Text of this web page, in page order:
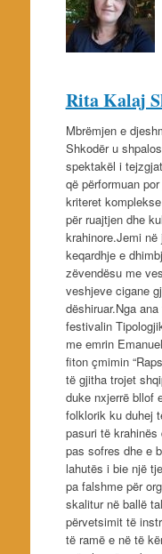
Rita Kalaj
Mbrëmjen e
Shkodër u
spektakël i
që përformuan
kriteret
për ruajtjen dhe
krahinore.Jemi
keqardhje e
zëvendësu me
veshjeve cigane
dëshiruar.Nga
festivalin
me emrin
fiton çmimin
të gjitha trojet
duke nxjerrë bllof
folklorik ku duhej
pasuri të
pas sofres dhe e
lahutës i bie një
pa falshme për
skalitur në ballë
përvetsimit të
të ramë e në të